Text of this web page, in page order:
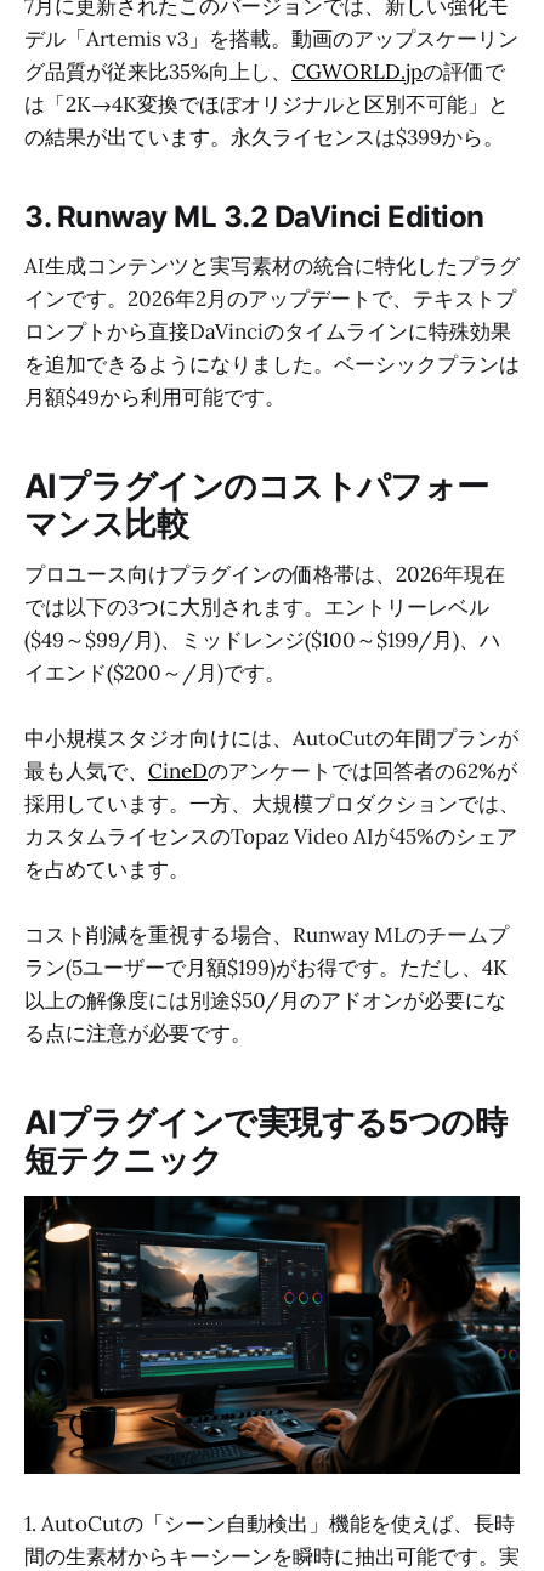
7月に更新されたこのバージョンでは、新しい強化モ
デル「Artemis v3」を搭載。動画のアップスケーリン
グ品質が従来比35%向上し、 CGWORLD.jpの評価で
は「2K→4K変換でほぼオリジナルと区別不可能」と
の結果が出ています。永久ライセンスは$399から。
3. Runway ML 3.2 DaVinci Edition
AI生成コンテンツと実写素材の統合に特化したプラグ
インです。2026年2月のアップデートで、テキストプ
ロンプトから直接DaVinciのタイムラインに特殊効果
を追加できるようになりました。ベーシックプランは
月額$49から利用可能です。
AIプラグインのコストパフォー
マンス比較
プロユース向けプラグインの価格帯は、2026年現在
では以下の3つに大別されます。エントリーレベル
($49～$99/月)、ミッドレンジ($100～$199/月)、ハ
イエンド($200～/月)です。
中小規模スタジオ向けには、AutoCutの年間プランが
最も人気で、 CineDのアンケートでは回答者の62%が
採用しています。一方、大規模プロダクションでは、
カスタムライセンスのTopaz Video AIが45%のシェア
を占めています。
コスト削減を重視する場合、Runway MLのチームプ
ラン(5ユーザーで月額$199)がお得です。ただし、4K
以上の解像度には別途$50/月のアドオンが必要にな
る点に注意が必要です。
AIプラグインで実現する5つの時
短テクニック
1. AutoCutの「シーン自動検出」機能を使えば、長時
間の生素材からキーシーンを瞬時に抽出可能です。実